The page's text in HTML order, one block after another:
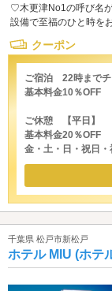
♡木更津No1の呼び名
設備で至福のひと時を
クーポン
ご宿泊 22時までチ
基本料金10％OFF
ご休憩 【平日】
基本料金20％OFF
金・土・日・祝日
千葉県 松戸市新松戸
ホテル MIU (ホテ